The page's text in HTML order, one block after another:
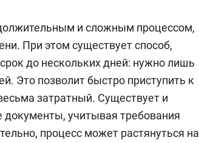
и сложным процессом,
При этом существует способ,
до нескольких дней: нужно лишь
Это позволит быстро приступить к
затратный. Существует и
документы, учитывая требования
процесс может растянуться на